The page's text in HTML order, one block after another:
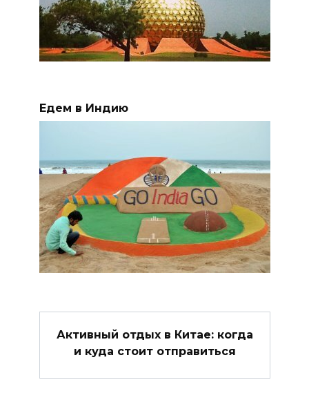
Едем в Индию
Активный отдых в Китае: когда
и куда стоит отправиться